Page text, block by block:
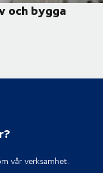
och bygga
affärer som håller
är
vår verksamhet.